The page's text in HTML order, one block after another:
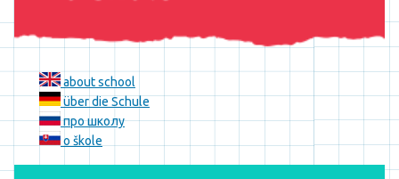
about school
über die Schule
про школу
o škole